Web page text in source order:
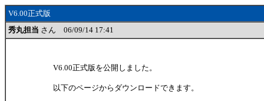
V6.00正式版
秀丸担当 さん 06/09/14 17:41
V6.00正式版を公開しました。
以下のページからダウンロードできます。